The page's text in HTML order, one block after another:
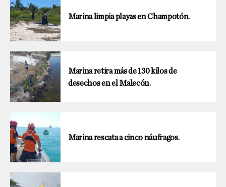
Marina limpia playas en Champotón.
Marina retira más de 130 kilos de
desechos en el Malecón.
Marina rescata a cinco náufragos.